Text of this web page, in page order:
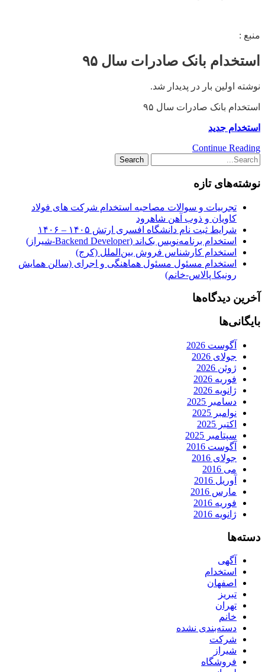
منبع :
استخدام بانک صادرات سال ۹۵
نوشته اولین بار در پدیدار شد.
استخدام بانک صادرات سال ۹۵
استخدام جدید
Continue Reading
نوشته‌های تازه
تجربیات و سوالات مصاحبه استخدام شرکت های فولاد
کاویان و ذوب آهن شاهرود
شرایط ثبت نام دانشگاه افسری ارتش ۱۴۰۵ – ۱۴۰۶
استخدام برنامه‌نویس بک‌اند (Backend Developer-شیراز)
استخدام کارشناس فروش بین‌الملل (کرج)
استخدام مسئول مسئول هماهنگی و اجرای (سالن همایش
رونیکا پالاس-خانم)
آخرین دیدگاه‌ها
بایگانی‌ها
آگوست 2026
جولای 2026
ژوئن 2026
فوریه 2026
ژانویه 2026
دسامبر 2025
نوامبر 2025
اکتبر 2025
سپتامبر 2025
آگوست 2016
جولای 2016
می 2016
آوریل 2016
مارس 2016
فوریه 2016
ژانویه 2016
دسته‌ها
آگهی
استخدام
اصفهان
تبریز
تهران
خانم
دسته‌بندی نشده
شرکت
شیراز
فروشگاه